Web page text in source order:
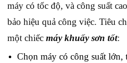
máy có tốc độ, và công suất
bảo hiệu quả công việc. Tiêu
một chiếc máy khuấy sơn tốt:
Chọn máy có công suất lớn,